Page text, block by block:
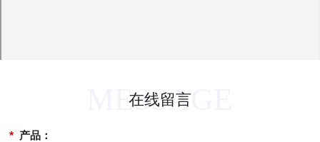
MESSAGE
在线留言
产品：